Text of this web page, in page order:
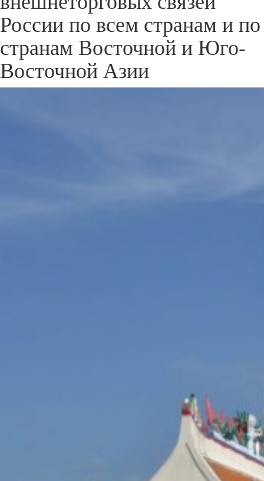
России по всем странам и по
странам Восточной и Юго-
Восточной Азии